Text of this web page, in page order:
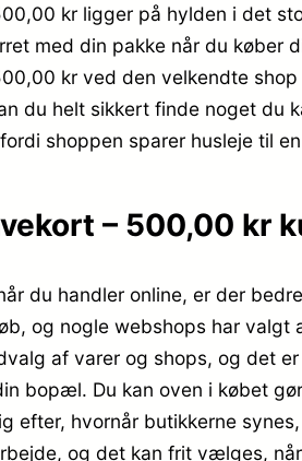
kr ligger på hylden i det
med din pakke når du køber
kr ved den velkendte
du helt sikkert finde noget du
shoppen sparer husleje til
– 500,00 kr
du handler online, er der
og nogle webshops har
af varer og shops, og det
bopæl. Du kan oven i købet
efter, hvornår butikkerne
og det kan frit vælges,